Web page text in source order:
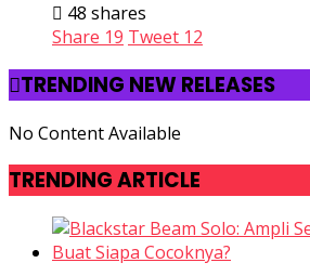
48 shares
Share 19 Tweet 12
TRENDING NEW RELEASES
No Content Available
TRENDING ARTICLE